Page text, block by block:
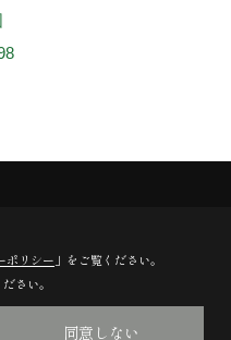
Reserved.
ポリシー 」をご覧ください。
さい。
同意しない